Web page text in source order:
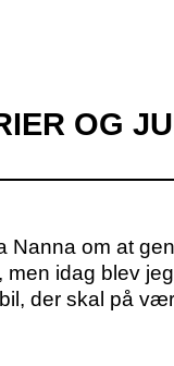
OG
Nanna om at
men idag blev
der skal på